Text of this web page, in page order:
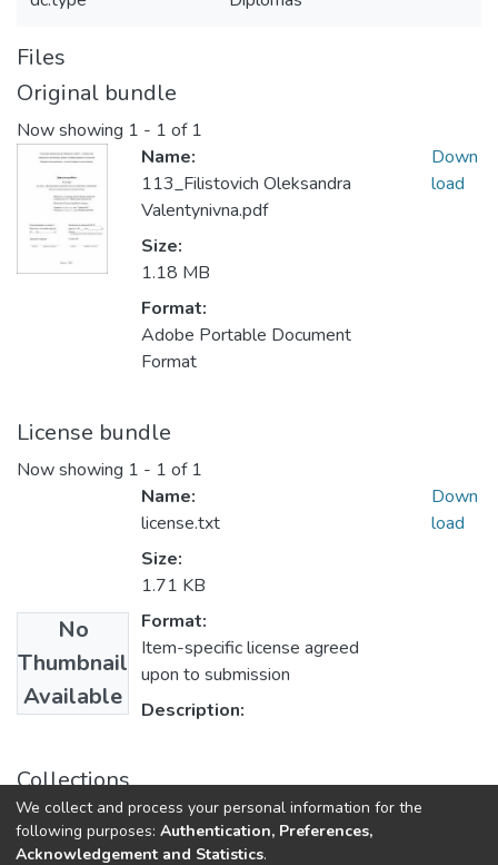
Files
Original bundle
Now showing 1 - 1 of 1
Name:
113_Filistovich Oleksandra
Valentynivna.pdf
Size:
1.18 MB
Format:
Adobe Portable Document
Format
Down
load
License bundle
Now showing 1 - 1 of 1
No
Thumbnail
Available
Name:
license.txt
Size:
1.71 KB
Format:
Item-specific license agreed
upon to submission
Description:
Down
load
Collections
Бакалаври МФІТ
We collect and process your personal information for the
following purposes: Authentication, Preferences,
Acknowledgement and Statistics.